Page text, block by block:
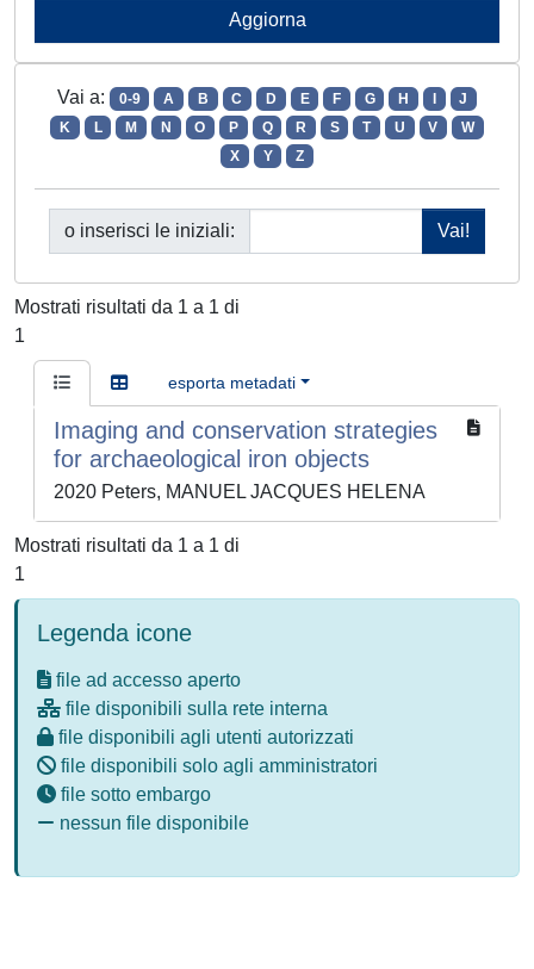
Vai a: 0-9 A B C D E F G H
J
K
L M N O P Q R S T U V
W
X
Y Z
o inserisci le iniziali:
Mostrati risultati da 1 a 1 di
1
esporta metadati
Imaging and conservation strategies
for archaeological iron objects
2020 Peters, MANUEL JACQUES HELENA
Mostrati risultati da 1 a 1 di
1
Legenda icone
file ad accesso aperto
file disponibili sulla rete interna
file disponibili agli utenti autorizzati
file disponibili solo agli amministratori
file sotto embargo
nessun file disponibile